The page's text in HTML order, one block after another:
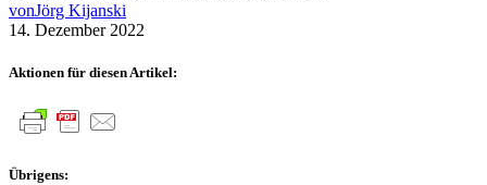
vonJörg Kijanski
14. Dezember 2022
Aktionen für diesen Artikel:
Übrigens: